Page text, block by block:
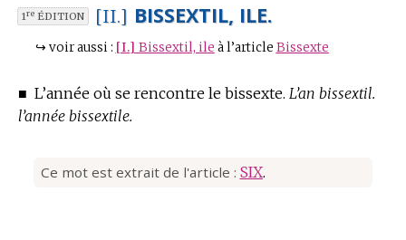
1reÉDITION [II.] BISSEXTIL, ILE.
↪ voir aussi : [I.] Bissextil, ile à l’article Bissexte
■ L’année où se rencontre le bissexte. L’an bissextil.
l’année bissextile.
Ce mot est extrait de l'article : SIX.